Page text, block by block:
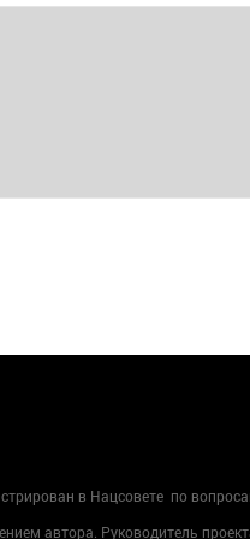
в Нацсовете по
автора. Руководитель